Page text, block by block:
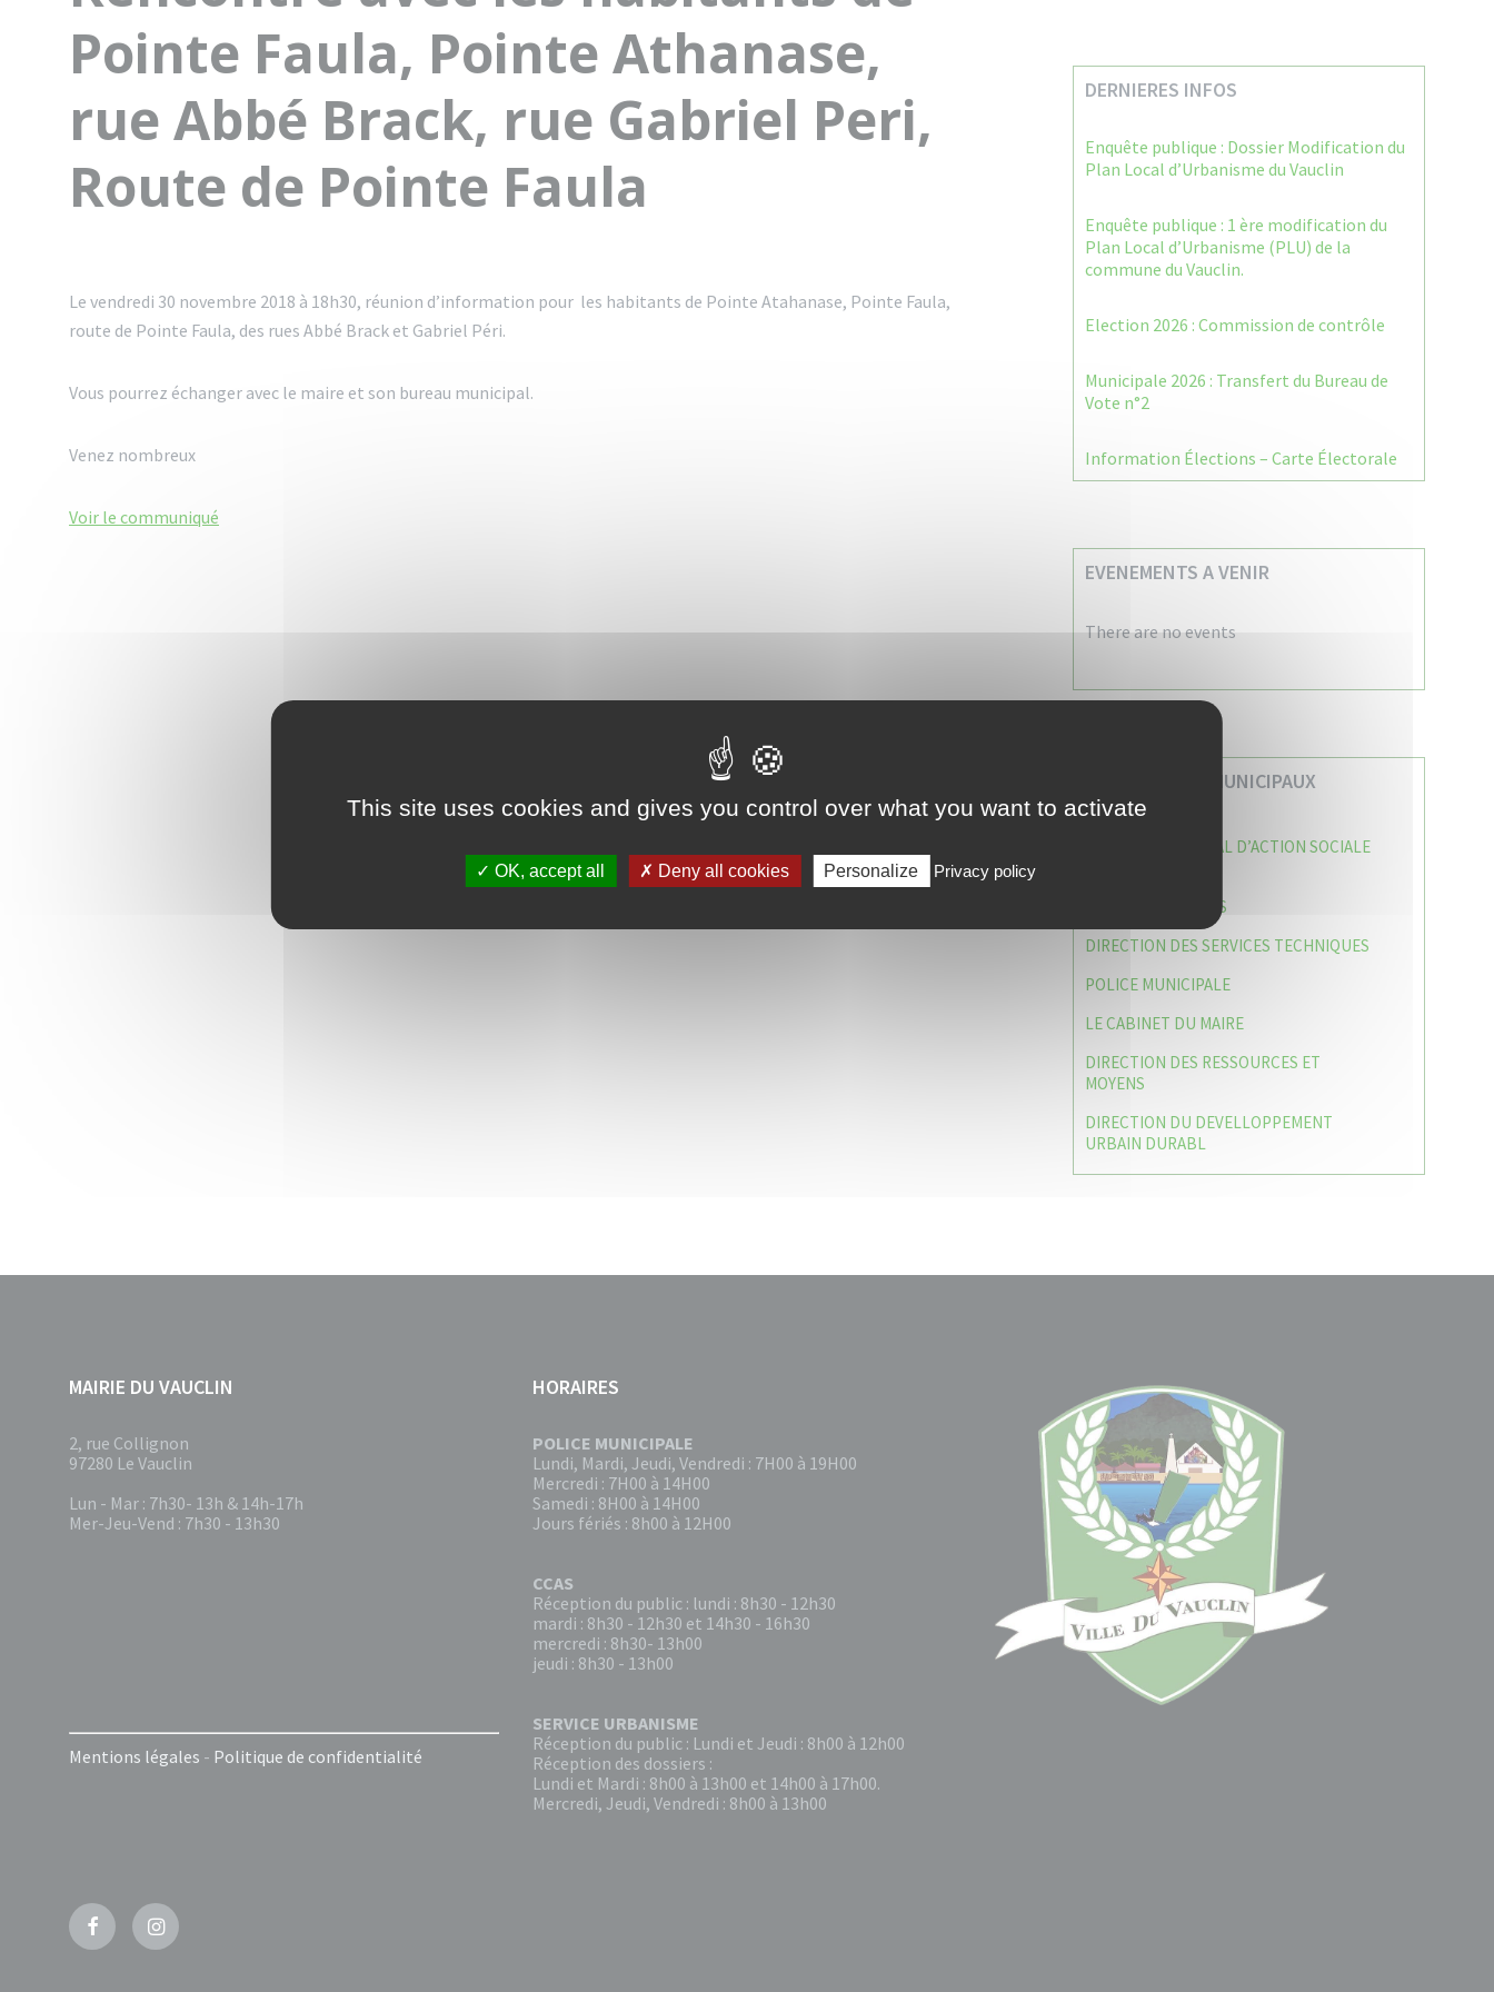
Pointe Faula, Pointe Athanase,
rue Abbé Brack, rue Gabriel Peri,
Route de Pointe Faula
Le vendredi 30 novembre 2018 à 18h30, réunion d’information pour les habitants de Pointe Atahanase, Pointe Faula,
route de Pointe Faula, des rues Abbé Brack et Gabriel Péri.
Vous pourrez échanger avec le maire et son bureau municipal.
Venez nombreux
Voir le communiqué
DERNIERES INFOS
Enquête publique : Dossier Modification du
Plan Local d’Urbanisme du Vauclin
Enquête publique : 1 ère modification du
Plan Local d’Urbanisme (PLU) de la
commune du Vauclin.
Election 2026 : Commission de contrôle
Municipale 2026 : Transfert du Bureau de
Vote n°2
Information Élections – Carte Électorale
EVENEMENTS A VENIR
There are no events
VOS SERVICES MUNICIPAUX
CENTRE COMMUNAL D’ACTION SOCIALE
CAISSE DES ÉCOLES
DIRECTION DES SERVICES TECHNIQUES
POLICE MUNICIPALE
LE CABINET DU MAIRE
DIRECTION DES RESSOURCES ET
MOYENS
DIRECTION DU DEVELLOPPEMENT
URBAIN DURABL
MAIRIE DU VAUCLIN
2, rue Collignon
97280 Le Vauclin
Lun - Mar : 7h30- 13h & 14h-17h
Mer-Jeu-Vend : 7h30 - 13h30
Mentions légales - Politique de confidentialité
HORAIRES
POLICE MUNICIPALE
Lundi, Mardi, Jeudi, Vendredi : 7H00 à 19H00
Mercredi : 7H00 à 14H00
Samedi : 8H00 à 14H00
Jours fériés : 8h00 à 12H00
CCAS
Réception du public : lundi : 8h30 - 12h30
mardi : 8h30 - 12h30 et 14h30 - 16h30
mercredi : 8h30- 13h00
jeudi : 8h30 - 13h00
SERVICE URBANISME
Réception du public : Lundi et Jeudi : 8h00 à 12h00
Réception des dossiers :
Lundi et Mardi : 8h00 à 13h00 et 14h00 à 17h00.
Mercredi, Jeudi, Vendredi : 8h00 à 13h00
FacebookInstagram
This site uses cookies and gives you control over what you want to activate
OK, accept all Deny all cookies Personalize Privacy policy